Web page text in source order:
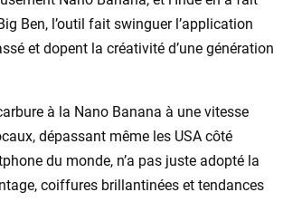
Ben, l’outil fait swinguer l’application
et dopent la créativité d’une génération
à la Nano Banana à une vitesse
dépassant même les USA côté
du monde, n’a pas juste adopté la
coiffures brillantinées et tendances